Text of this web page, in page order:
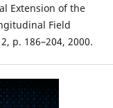
Extension of the
Field
p. 186–204, 2000.